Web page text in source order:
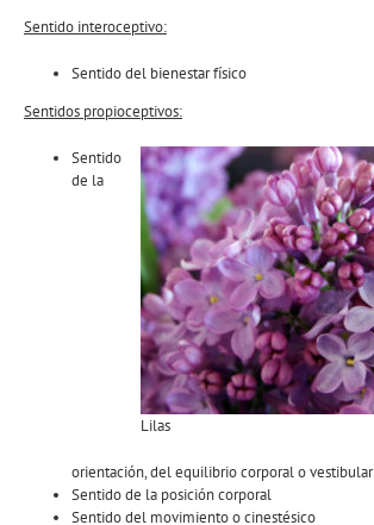
Sentido interoceptivo:
Sentido del bienestar físico
Sentidos propioceptivos:
Lilas
Sentido
de la
orientación, del equilibrio corporal o vestibular
Sentido de la posición corporal
Sentido del movimiento o cinestésico